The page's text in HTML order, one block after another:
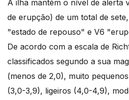
A ilha mantém o nível de alerta
de erupção) de um total de
"estado de repouso" e V6
De acordo com a escala de
classificados segundo a sua
(menos de 2,0), muito
(3,0-3,9), ligeiros (4,0-4,9),